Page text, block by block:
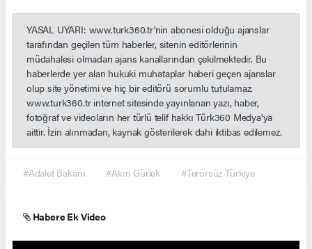
YASAL UYARI: www.turk360.tr'nin abonesi olduğu ajanslar
tarafından geçilen tüm haberler, sitenin editörlerinin
müdahalesi olmadan ajans kanallarından çekilmektedir. Bu
haberlerde yer alan hukuki muhataplar haberi geçen ajanslar
olup site yönetimi ve hiç bir editörü sorumlu tutulamaz.
www.turk360.tr internet sitesinde yayınlanan yazı, haber,
fotoğraf ve videoların her türlü telif hakkı Türk360 Medya'ya
aittir. İzin alınmadan, kaynak gösterilerek dahi iktibas edilemez.
#Adalet Bakanı #Akın Gürlek #Terörsüz Türkiye
Habere Ek Video